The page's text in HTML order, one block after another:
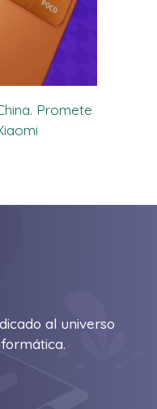
Promete
al universo